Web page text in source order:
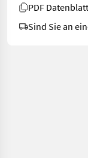
PDF Datenblatt
Sind Sie an